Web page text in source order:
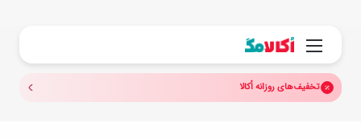
منو
تخفیف‌های روزانه اُکالا